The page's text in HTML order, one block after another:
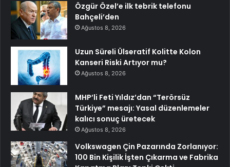
Özgür Özel’e ilk tebrik telefonu
Bahçeli’den
Ağustos 8, 2026
Uzun Süreli Ülseratif Kolitte Kolon
Kanseri Riski Artıyor mu?
Ağustos 8, 2026
MHP’li Feti Yıldız’dan “Terörsüz
Türkiye” mesajı: Yasal düzenlemeler
kalıcı sonuç üretecek
Ağustos 8, 2026
Volkswagen Çin Pazarında Zorlanıyor:
100 Bin Kişilik İşten Çıkarma ve Fabrika